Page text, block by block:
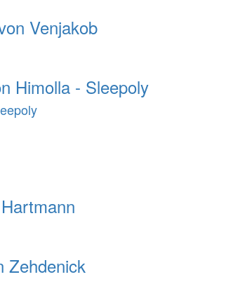
Venjakob
Himolla - Sleepoly
Zehdenick